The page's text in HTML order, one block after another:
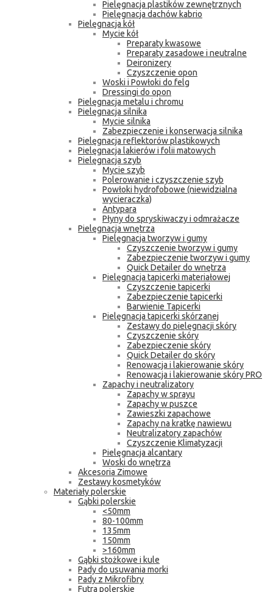
Pielęgnacja plastików zewnętrznych
Pielęgnacja dachów kabrio
Pielęgnacja kół
Mycie kół
Preparaty kwasowe
Preparaty zasadowe i neutralne
Deironizery
Czyszczenie opon
Woski i Powłoki do felg
Dressingi do opon
Pielęgnacja metalu i chromu
Pielęgnacja silnika
Mycie silnika
Zabezpieczenie i konserwacja silnika
Pielęgnacja reflektorów plastikowych
Pielęgnacja lakierów i folii matowych
Pielęgnacja szyb
Mycie szyb
Polerowanie i czyszczenie szyb
Powłoki hydrofobowe (niewidzialna
wycieraczka)
Antypara
Płyny do spryskiwaczy i odmrażacze
Pielęgnacja wnętrza
Pielęgnacja tworzyw i gumy
Czyszczenie tworzyw i gumy
Zabezpieczenie tworzyw i gumy
Quick Detailer do wnętrza
Pielęgnacja tapicerki materiałowej
Czyszczenie tapicerki
Zabezpieczenie tapicerki
Barwienie Tapicerki
Pielęgnacja tapicerki skórzanej
Zestawy do pielęgnacji skóry
Czyszczenie skóry
Zabezpieczenie skóry
Quick Detailer do skóry
Renowacja i lakierowanie skóry
Renowacja i lakierowanie skóry PRO
Zapachy i neutralizatory
Zapachy w sprayu
Zapachy w puszce
Zawieszki zapachowe
Zapachy na kratkę nawiewu
Neutralizatory zapachów
Czyszczenie Klimatyzacji
Pielęgnacja alcantary
Woski do wnętrza
Akcesoria Zimowe
Zestawy kosmetyków
Materiały polerskie
Gąbki polerskie
<50mm
80-100mm
135mm
150mm
>160mm
Gąbki stożkowe i kule
Pady do usuwania morki
Pady z Mikrofibry
Futra polerskie